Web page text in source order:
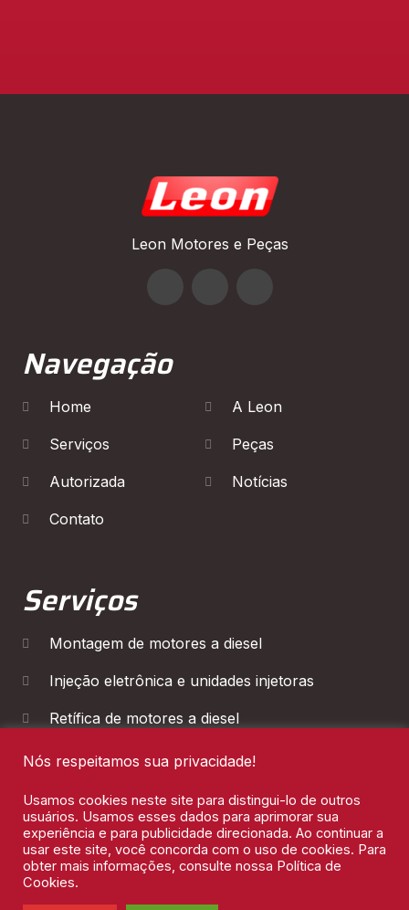
Leon Motores e Peças
Navegação
Home A Leon
Serviços Peças
Autorizada Notícias
Contato
Serviços
Montagem de motores a diesel
Injeção eletrônica e unidades injetoras
Retífica de motores a diesel
Diagnóstico Eletrônico
Manutenção de Cambios
Leon Motores 2026 © Todos os direitos reservados
Nós respeitamos sua privacidade!
Usamos cookies neste site para distingui-lo de outros
usuários. Usamos esses dados para aprimorar sua
experiência e para publicidade direcionada. Ao continuar a
usar este site, você concorda com o uso de cookies. Para
obter mais informações, consulte nossa Política de
Cookies.